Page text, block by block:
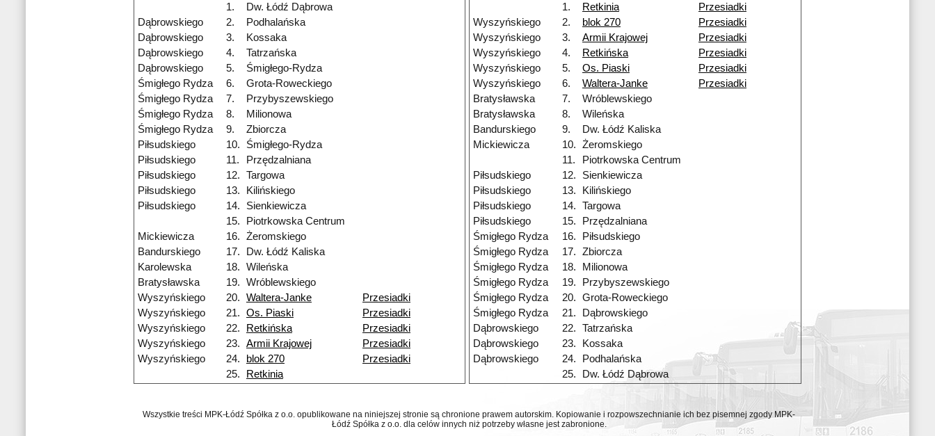
1.
Dw. Łódź Dąbrowa
Dąbrowskiego
2.
Podhalańska
Dąbrowskiego
3.
Kossaka
Dąbrowskiego
4.
Tatrzańska
Dąbrowskiego
5.
Śmigłego-Rydza
Śmigłego Rydza
6.
Grota-Roweckiego
Śmigłego Rydza
7.
Przybyszewskiego
Śmigłego Rydza
8.
Milionowa
Śmigłego Rydza
9.
Zbiorcza
Piłsudskiego
10.
Śmigłego-Rydza
Piłsudskiego
11.
Przędzalniana
Piłsudskiego
12.
Targowa
Piłsudskiego
13.
Kilińskiego
Piłsudskiego
14.
Sienkiewicza
15.
Piotrkowska Centrum
Mickiewicza
16.
Żeromskiego
Bandurskiego
17.
Dw. Łódź Kaliska
Karolewska
18.
Wileńska
Bratysławska
19.
Wróblewskiego
Wyszyńskiego
20. Waltera-Janke
Przesiadki
Wyszyńskiego
21. Os. Piaski
Przesiadki
Wyszyńskiego
22. Retkińska
Przesiadki
Wyszyńskiego
23. Armii Krajowej
Przesiadki
Wyszyńskiego
24. blok 270
Przesiadki
25.
Retkinia
1.
Retkinia
Przesiadki
Wyszyńskiego
2. blok 270
Przesiadki
Wyszyńskiego
3. Armii Krajowej
Przesiadki
Wyszyńskiego
4. Retkińska
Przesiadki
Wyszyńskiego
5. Os. Piaski
Przesiadki
Wyszyńskiego
6. Waltera-Janke
Przesiadki
Bratysławska
7.
Wróblewskiego
Bratysławska
8.
Wileńska
Bandurskiego
9.
Dw. Łódź Kaliska
Mickiewicza
10.
Żeromskiego
11.
Piotrkowska Centrum
Piłsudskiego
12.
Sienkiewicza
Piłsudskiego
13.
Kilińskiego
Piłsudskiego
14.
Targowa
Piłsudskiego
15.
Przędzalniana
Śmigłego Rydza
16.
Piłsudskiego
Śmigłego Rydza
17.
Zbiorcza
Śmigłego Rydza
18.
Milionowa
Śmigłego Rydza
19.
Przybyszewskiego
Śmigłego Rydza
20.
Grota-Roweckiego
Śmigłego Rydza
21.
Dąbrowskiego
Dąbrowskiego
22.
Tatrzańska
Dąbrowskiego
23.
Kossaka
Dąbrowskiego
24.
Podhalańska
25.
Dw. Łódź Dąbrowa
Wszystkie treści MPK-Łódź Spółka z o.o. opublikowane na niniejszej stronie są chronione prawem autorskim. Kopiowanie i rozpowszechnianie ich bez pisemnej zgody MPK-
Łódź Spółka z o.o. dla celów innych niż potrzeby własne jest zabronione.